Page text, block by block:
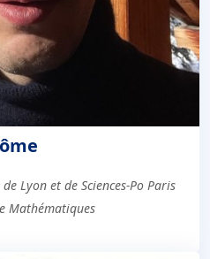
Lyon et de Sciences-Po Paris
Mathématiques